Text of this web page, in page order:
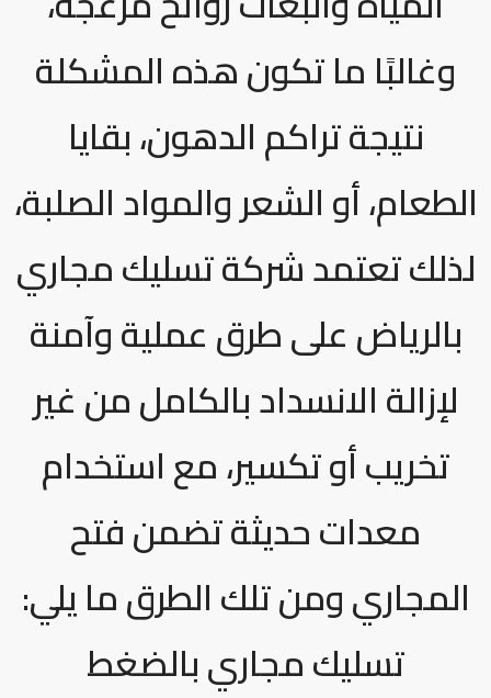
وغالبًا ما تكون هذه المشكلة
نتيجة تراكم الدهون، بقايا
الطعام، أو الشعر والمواد الصلبة،
لذلك تعتمدشركة تسليك مجاري
بالرياضعلى طرق عملية وآمنة
لإزالة الانسداد بالكامل من غير
تخريب أو تكسير، مع استخدام
معدات حديثة تضمن فتح
المجاري ومن تلك الطرق ما يلي:
تسليك مجاري بالضغط